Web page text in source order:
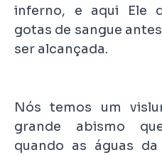
inferno, e aqui Ele
gotas de sangue
ser alcançada.
Nós temos um
grande abismo
quando as águas